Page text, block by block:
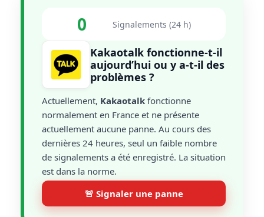
0 Signalements (24 h)
Kakaotalk fonctionne-t-il
aujourd’hui ou y a-t-il des
problèmes ?
Actuellement, Kakaotalk fonctionne
normalement en France et ne présente
actuellement aucune panne. Au cours des
dernières 24 heures, seul un faible nombre
de signalements a été enregistré. La situation
est dans la norme.
🚨 Signaler une panne